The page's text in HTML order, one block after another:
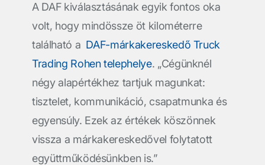
A DAF kiválasztásának egyik fontos oka
volt, hogy mindössze öt kilométerre
található a DAF-márkakereskedő Truck
Trading Rohen telephelye. „Cégünknél
négy alapértékhez tartjuk magunkat:
tisztelet, kommunikáció, csapatmunka és
egyensúly. Ezek az értékek köszönnek
vissza a márkakereskedővel folytatott
együttműködésünkben is.”